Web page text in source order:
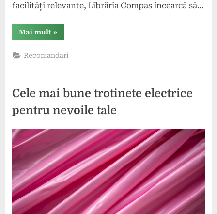
facilități relevante, Librăria Compas încearcă să…
Mai mult“Librăria
Compas
Promovarea
Lecturii
Rândul
»
Recomandari
Cele mai bune trotinete electrice
pentru nevoile tale
Posted
on
2
iulie
2024
By
comunicat